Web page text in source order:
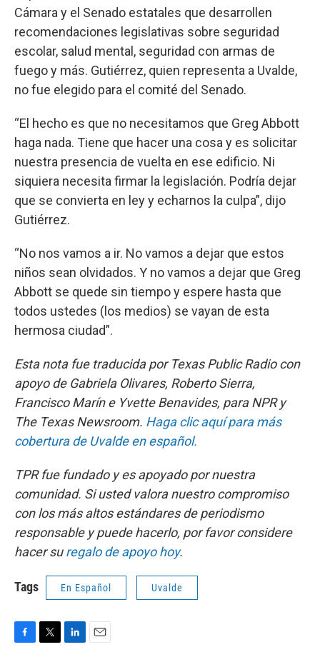
Cámara y el Senado estatales que desarrollen
recomendaciones legislativas sobre seguridad
escolar, salud mental, seguridad con armas de
fuego y más. Gutiérrez, quien representa a Uvalde,
no fue elegido para el comité del Senado.
“El hecho es que no necesitamos que Greg Abbott
haga nada. Tiene que hacer una cosa y es solicitar
nuestra presencia de vuelta en ese edificio. Ni
siquiera necesita firmar la legislación. Podría dejar
que se convierta en ley y echarnos la culpa”, dijo
Gutiérrez.
“No nos vamos a ir. No vamos a dejar que estos
niños sean olvidados. Y no vamos a dejar que Greg
Abbott se quede sin tiempo y espere hasta que
todos ustedes (los medios) se vayan de esta
hermosa ciudad”.
Esta nota fue traducida por Texas Public Radio con
apoyo de Gabriela Olivares, Roberto Sierra,
Francisco Marín e Yvette Benavides, para NPR y
The Texas Newsroom. Haga clic aquí para más
cobertura de Uvalde en español.
TPR fue fundado y es apoyado por nuestra
comunidad. Si usted valora nuestro compromiso
con los más altos estándares de periodismo
responsable y puede hacerlo, por favor considere
hacer suregalo de apoyo hoy.
Tags En Español Uvalde